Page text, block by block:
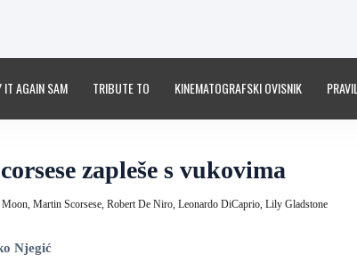
IT AGAIN SAM TRIBUTE TO KINEMATOGRAFSKI OVISNIK
zapleše s vukovima
Martin Scorsese, Robert De Niro, Leonardo DiCaprio, Lily Gladstone
Njegić